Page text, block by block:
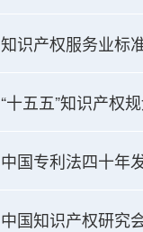
知识产权服务业标
“十五五”知识产权
中国专利法四十年
中国知识产权研究